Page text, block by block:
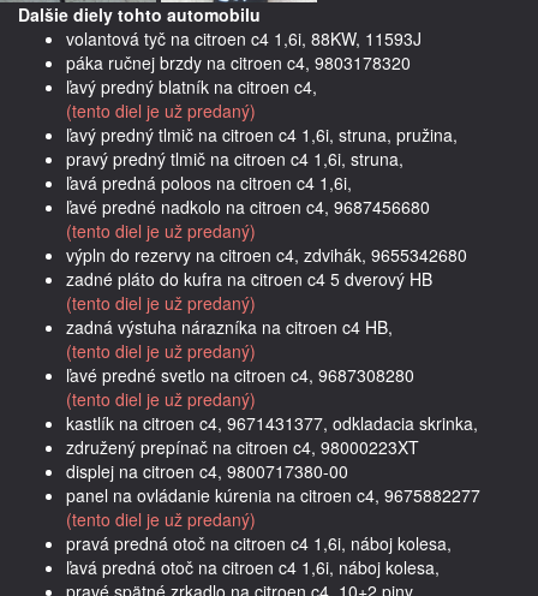
Dalšie diely tohto automobilu
volantová tyč na citroen c4 1,6i, 88KW, 11593J
páka ručnej brzdy na citroen c4, 9803178320
ľavý predný blatník na citroen c4,
(tento diel je už predaný)
ľavý predný tlmič na citroen c4 1,6i, struna, pružina,
pravý predný tlmič na citroen c4 1,6i, struna,
ľavá predná poloos na citroen c4 1,6i,
ľavé predné nadkolo na citroen c4, 9687456680
(tento diel je už predaný)
výpln do rezervy na citroen c4, zdvihák, 9655342680
zadné pláto do kufra na citroen c4 5 dverový HB
(tento diel je už predaný)
zadná výstuha nárazníka na citroen c4 HB,
(tento diel je už predaný)
ľavé predné svetlo na citroen c4, 9687308280
(tento diel je už predaný)
kastlík na citroen c4, 9671431377, odkladacia skrinka,
združený prepínač na citroen c4, 98000223XT
displej na citroen c4, 9800717380-00
panel na ovládanie kúrenia na citroen c4, 9675882277
(tento diel je už predaný)
pravá predná otoč na citroen c4 1,6i, náboj kolesa,
ľavá predná otoč na citroen c4 1,6i, náboj kolesa,
pravé spätné zrkadlo na citroen c4, 10+2 piny